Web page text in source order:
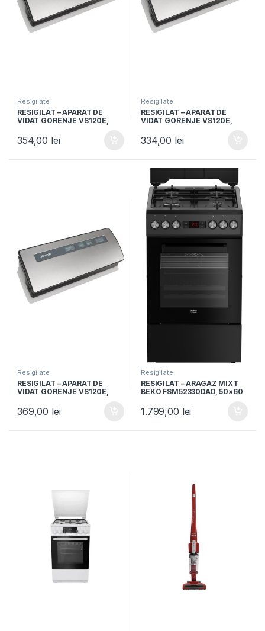
Resigilate
RESIGILAT – APARAT DE
VIDAT GORENJE VS120E,
uscata, Functie sigilare,
Argintiu/Negru
354,00 lei
Resigilate
RESIGILAT – APARAT DE
VIDAT GORENJE VS120E,
uscata, Functie sigilare,
Argintiu/Negru
334,00 lei
Resigilate
RESIGILAT – APARAT DE
VIDAT GORENJE VS120E,
uscata, Functie sigilare,
Argintiu/Negru
369,00 lei
Resigilate
RESIGILAT – ARAGAZ MIXT
BEKO FSM52330DAO, 50×60
Aprindere electrica, Cuptor
electric, Grill, Negru
1.799,00 lei